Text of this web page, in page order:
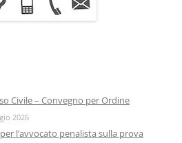
Civile – Convegno per Ordine
2026
l’avvocato penalista sulla prova